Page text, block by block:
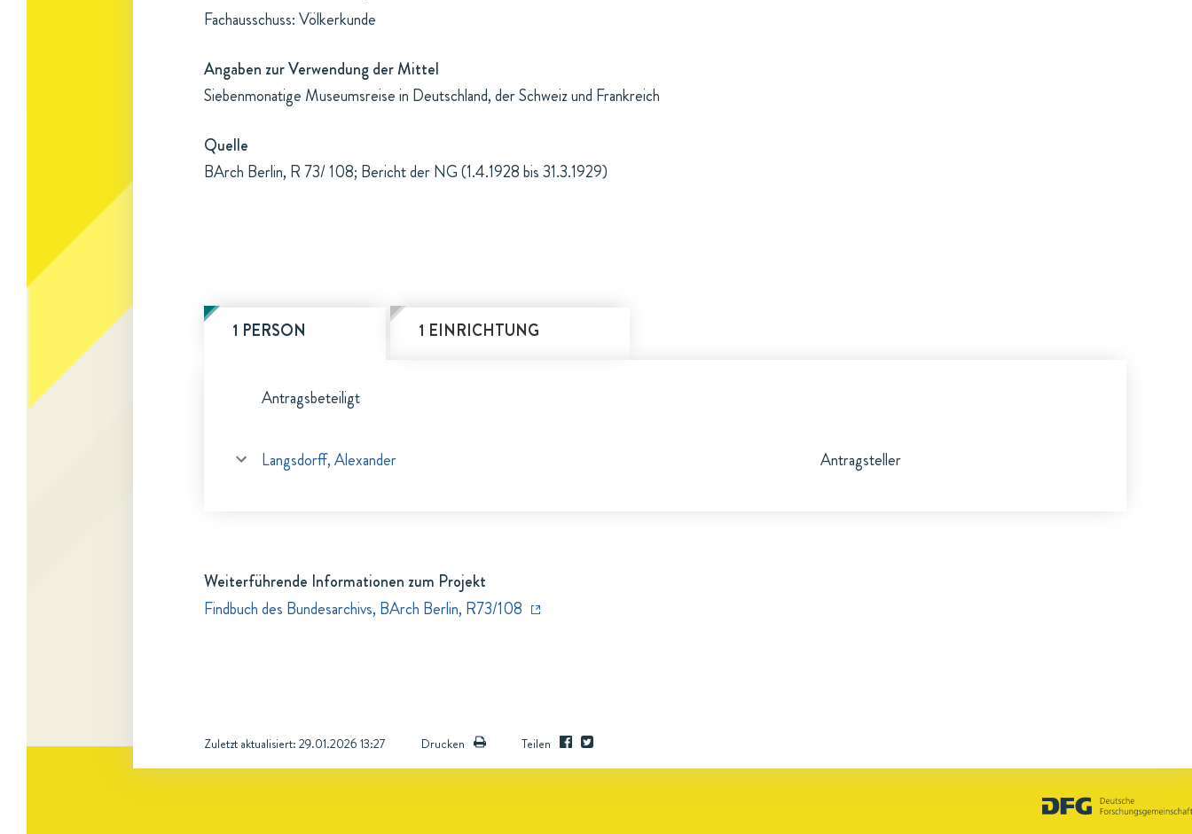
Fachausschuss: Völkerkunde
Angaben zur Verwendung der Mittel
Siebenmonatige Museumsreise in Deutschland, der Schweiz und Frankreich
Quelle
BArch Berlin, R 73/ 108; Bericht der NG (1.4.1928 bis 31.3.1929)
1 PERSON 1 EINRICHTUNG
Antragsbeteiligt
Langsdorff, Alexander Antragsteller
Weiterführende Informationen zum Projekt
Findbuch des Bundesarchivs, BArch Berlin, R73/108
Zuletzt aktualisiert: 29.01.2026 13:27 Drucken Teilen